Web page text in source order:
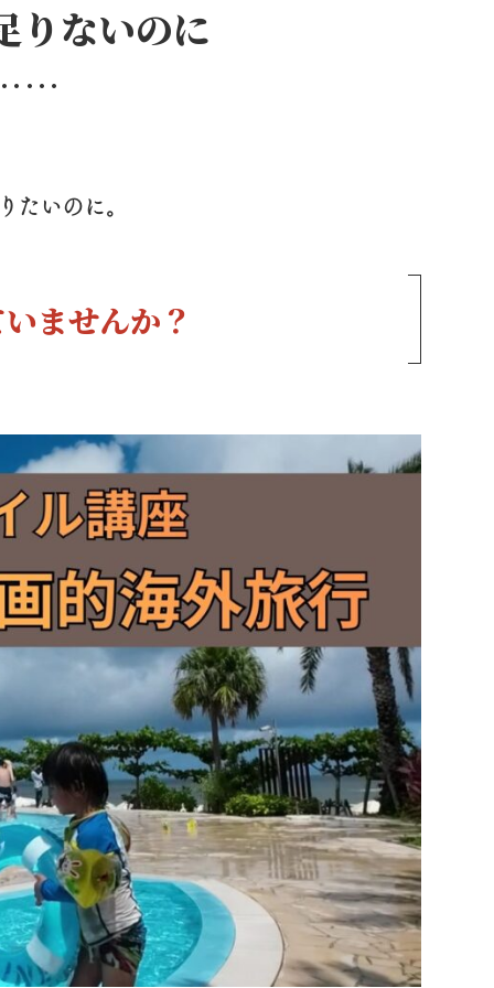
りないのに
たいのに。
ませんか？